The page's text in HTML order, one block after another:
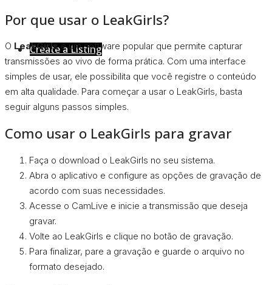
Create a Listing
Por que usar o LeakGirls?
O LeakGirlsé um software popular que permite capturar
transmissões ao vivo de forma prática. Com uma interface
simples de usar, ele possibilita que você registre o conteúdo
em alta qualidade. Para começar a usar o LeakGirls, basta
seguir alguns passos simples.
Como usar o LeakGirls para gravar
Faça o download o LeakGirls no seu sistema.
Abra o aplicativo e configure as opções de gravação de
acordo com suas necessidades.
Acesse o CamLive e inicie a transmissão que deseja
gravar.
Volte ao LeakGirls e clique no botão de gravação.
Para finalizar, pare a gravação e guarde o arquivo no
formato desejado.